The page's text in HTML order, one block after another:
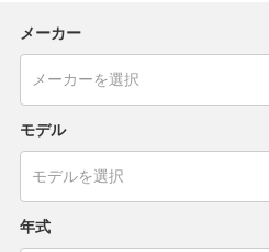
メーカー
モデル
年式